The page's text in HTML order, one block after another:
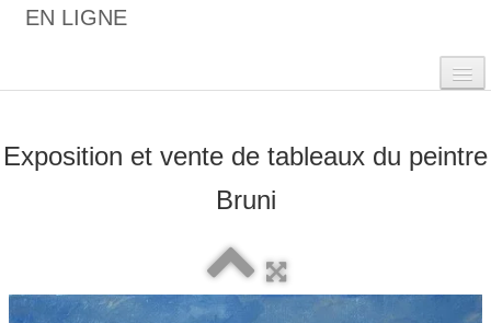
EN LIGNE
0
Galeries ▼
Exposition et vente de tableaux du peintre
Bruni